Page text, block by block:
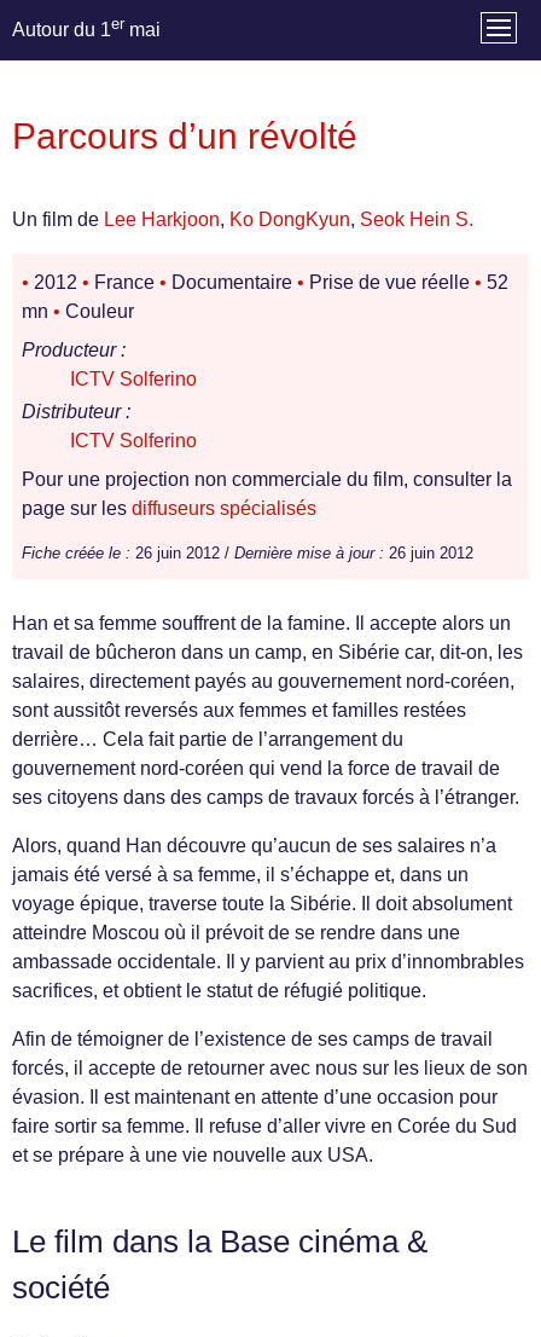
Autour du 1er mai
Parcours d’un révolté
Un film de Lee Harkjoon, Ko DongKyun, Seok Hein S.
• 2012 • France • Documentaire • Prise de vue réelle • 52
mn • Couleur
Producteur :
ICTV Solferino
Distributeur :
ICTV Solferino
Pour une projection non commerciale du film, consulter la
page sur les diffuseurs spécialisés
Fiche créée le : 26 juin 2012 / Dernière mise à jour : 26 juin 2012
Han et sa femme souffrent de la famine. Il accepte alors un
travail de bûcheron dans un camp, en Sibérie car, dit-on, les
salaires, directement payés au gouvernement nord-coréen,
sont aussitôt reversés aux femmes et familles restées
derrière… Cela fait partie de l’arrangement du
gouvernement nord-coréen qui vend la force de travail de
ses citoyens dans des camps de travaux forcés à l’étranger.
Alors, quand Han découvre qu’aucun de ses salaires n’a
jamais été versé à sa femme, il s’échappe et, dans un
voyage épique, traverse toute la Sibérie. Il doit absolument
atteindre Moscou où il prévoit de se rendre dans une
ambassade occidentale. Il y parvient au prix d’innombrables
sacrifices, et obtient le statut de réfugié politique.
Afin de témoigner de l’existence de ses camps de travail
forcés, il accepte de retourner avec nous sur les lieux de son
évasion. Il est maintenant en attente d’une occasion pour
faire sortir sa femme. Il refuse d’aller vivre en Corée du Sud
et se prépare à une vie nouvelle aux USA.
Le film dans la Base cinéma &
société